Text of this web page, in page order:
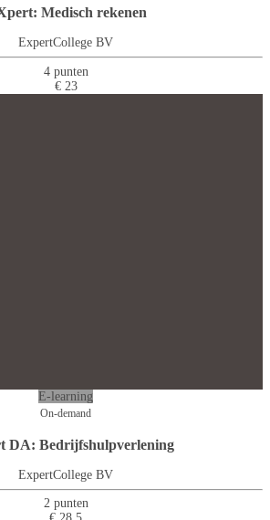
Medisch rekenen
ExpertCollege BV
4 punten
€ 23
E-learning
On-demand
DA: Bedrijfshulpverlening
ExpertCollege BV
2 punten